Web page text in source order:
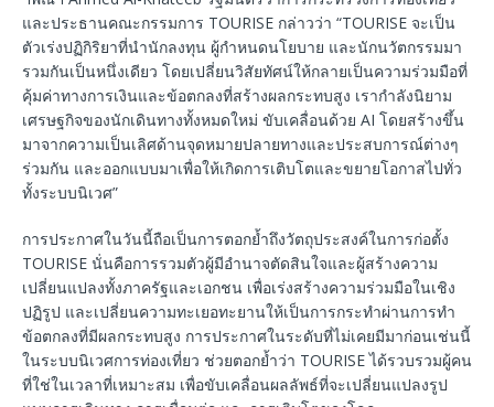
และประธานคณะกรรมการ TOURISE กล่าวว่า “TOURISE จะเป็น
ตัวเร่งปฏิกิริยาที่นำนักลงทุน ผู้กำหนดนโยบาย และนักนวัตกรรมมา
รวมกันเป็นหนึ่งเดียว โดยเปลี่ยนวิสัยทัศน์ให้กลายเป็นความร่วมมือที่
คุ้มค่าทางการเงินและข้อตกลงที่สร้างผลกระทบสูง เรากำลังนิยาม
เศรษฐกิจของนักเดินทางทั้งหมดใหม่ ขับเคลื่อนด้วย AI โดยสร้างขึ้น
มาจากความเป็นเลิศด้านจุดหมายปลายทางและประสบการณ์ต่างๆ
ร่วมกัน และออกแบบมาเพื่อให้เกิดการเติบโตและขยายโอกาสไปทั่ว
ทั้งระบบนิเวศ”
การประกาศในวันนี้ถือเป็นการตอกย้ำถึงวัตถุประสงค์ในการก่อตั้ง
TOURISE นั่นคือการรวมตัวผู้มีอำนาจตัดสินใจและผู้สร้างความ
เปลี่ยนแปลงทั้งภาครัฐและเอกชน เพื่อเร่งสร้างความร่วมมือในเชิง
ปฏิรูป และเปลี่ยนความทะเยอทะยานให้เป็นการกระทำผ่านการทำ
ข้อตกลงที่มีผลกระทบสูง การประกาศในระดับที่ไม่เคยมีมาก่อนเช่นนี้
ในระบบนิเวศการท่องเที่ยว ช่วยตอกย้ำว่า TOURISE ได้รวบรวมผู้คน
ที่ใช่ในเวลาที่เหมาะสม เพื่อขับเคลื่อนผลลัพธ์ที่จะเปลี่ยนแปลงรูป